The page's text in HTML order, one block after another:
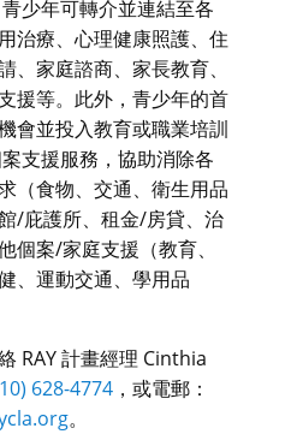
少年可轉介並連結至各
治療、心理健康照護、住
、家庭諮商、家長教育、
援等。此外，青少年的首
會並投入教育或職業培訓
支援服務，協助消除各
（食物、交通、衛生用品
/庇護所、租金/房貸、治
個案/家庭支援（教育、
、運動交通、學用品
RAY 計畫經理 Cinthia
628-4774 ，或電郵：
。